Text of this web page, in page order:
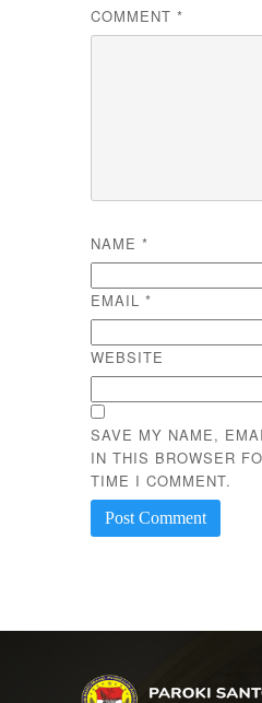
COMMENT *
NAME *
EMAIL *
WEBSITE
SAVE MY NAME,
IN THIS BROWSER
TIME I COMMENT.